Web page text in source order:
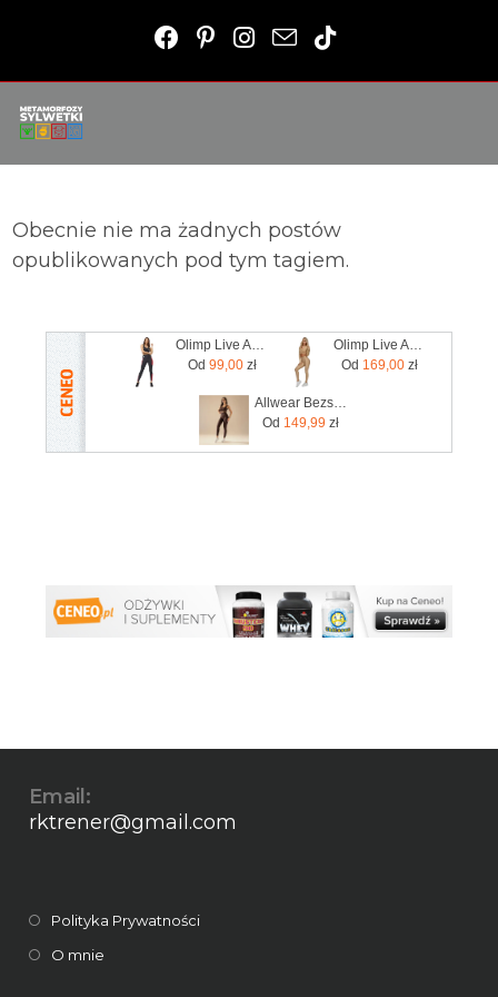
Obecnie nie ma żadnych postów
opublikowanych pod tym tagiem.
Olimp Live And Fight Damskie legginsy Olimp Women’s Leggings Mesh Stripes XS
Od 99,00 zł
Olimp Live And Fight Damskie legginsy Queens Gang Olimp Women's Leggings High Waist XL
Od 169,00 zł
Allwear Bezszwowe Legginsy Basic Chocolate 1Szt.
Od 149,99 zł
Email:
rktrener@gmail.com
Polityka Prywatności
O mnie